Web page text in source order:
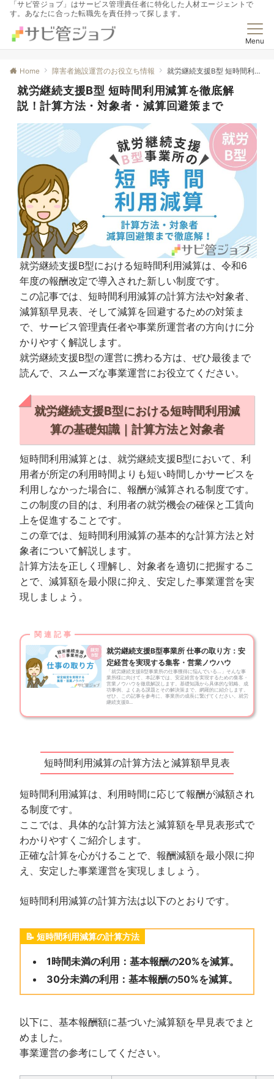
「サビ管ジョブ」はサービス管理責任者に特化した人材エージェントで
す。あなたに合った転職先を責任持って探します。
Menu
Home 障害者施設運営のお役立ち情報 就労継続支援B型 短時間利用減算を徹底解説！計算方法・対象者・減算回避策まで
就労継続支援B型 短時間利用減算を徹底解
説！計算方法・対象者・減算回避策まで
就労継続支援B型における短時間利用減算は、令和6
年度の報酬改定で導入された新しい制度です。
この記事では、短時間利用減算の計算方法や対象者、
減算額早見表、そして減算を回避するための対策ま
で、サービス管理責任者や事業所運営者の方向けに分
かりやすく解説します。
就労継続支援B型の運営に携わる方は、ぜひ最後まで
読んで、スムーズな事業運営にお役立てください。
就労継続支援B型における短時間利用減
算の基礎知識｜計算方法と対象者
短時間利用減算とは、就労継続支援B型において、利
用者が所定の利用時間よりも短い時間しかサービスを
利用しなかった場合に、報酬が減算される制度です。
この制度の目的は、利用者の就労機会の確保と工賃向
上を促進することです。
この章では、短時間利用減算の基本的な計算方法と対
象者について解説します。
計算方法を正しく理解し、対象者を適切に把握するこ
とで、減算額を最小限に抑え、安定した事業運営を実
現しましょう。
就労継続支援B型事業所 仕事の取り方：安
定経営を実現する集客・営業ノウハウ
「就労継続支援B型事業所の仕事獲得に悩んでいる…」そんな事
業所様に向けて、本記事では、安定経営を実現するための集客・
営業ノウハウを徹底解説します。基礎知識から具体的な戦略、成
功事例、よくある課題とその解決策まで、網羅的に紹介します。
ぜひ、この記事を参考に、事業所の成長に繋げてください。就労
継続支援B...
短時間利用減算の計算方法と減算額早見表
短時間利用減算は、利用時間に応じて報酬が減額され
る制度です。
ここでは、具体的な計算方法と減算額を早見表形式で
わかりやすくご紹介します。
正確な計算を心がけることで、報酬減額を最小限に抑
え、安定した事業運営を実現しましょう。
短時間利用減算の計算方法は以下のとおりです。
短時間利用減算の計算方法
1時間未満の利用：基本報酬の20%を減算。
30分未満の利用：基本報酬の50%を減算。
以下に、基本報酬額に基づいた減算額を早見表でまと
めました。
事業運営の参考にしてください。